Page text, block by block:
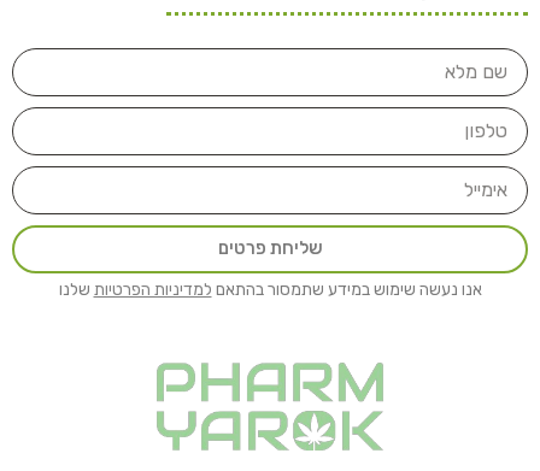
שליחת פרטים
אנו נעשה שימוש במידע שתמסור בהתאם למדיניות הפרטיות שלנו